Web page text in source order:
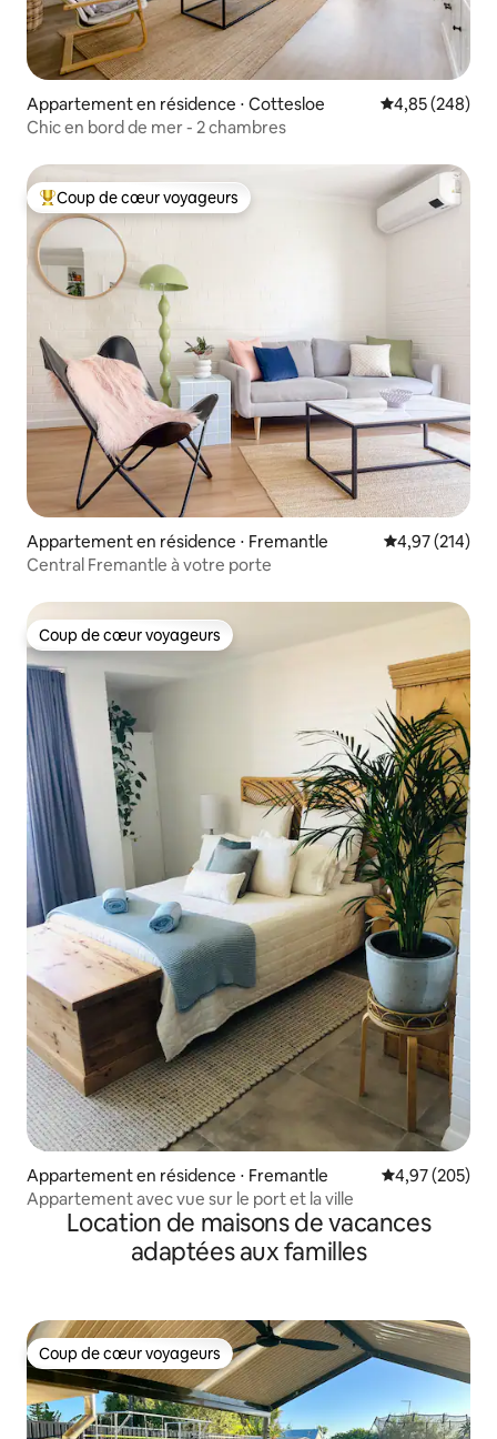
Appartement en résidence ⋅ Cottesloe Évaluation
4,85 (248)
Chic en bord de mer - 2 chambres
Coups de cœur voyageurs les plus appréciés
Coup de cœur voyageurs
Appartement en résidence ⋅ Fremantle Évaluation
4,97 (214)
Central Fremantle à votre porte
Coup de cœur voyageurs
Coup de cœur voyageurs
Appartement en résidence ⋅ Fremantle Évaluation
4,97 (205)
Appartement avec vue sur le port et la ville
Location de maisons de vacances
adaptées aux familles
Coup de cœur voyageurs
Coup de cœur voyageurs